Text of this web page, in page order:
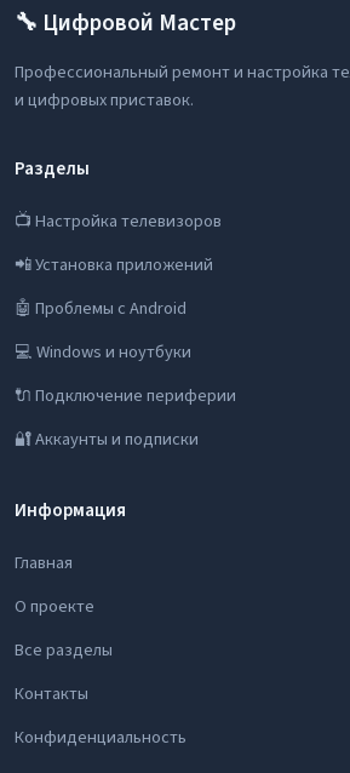
🔧 Цифровой Мастер
Профессиональный ремонт и настройка
и цифровых приставок.
Разделы
📺 Настройка телевизоров
📲 Установка приложений
🤖 Проблемы с Android
💻 Windows и ноутбуки
🔌 Подключение периферии
🔐 Аккаунты и подписки
Информация
Главная
О проекте
Все разделы
Контакты
Конфиденциальность